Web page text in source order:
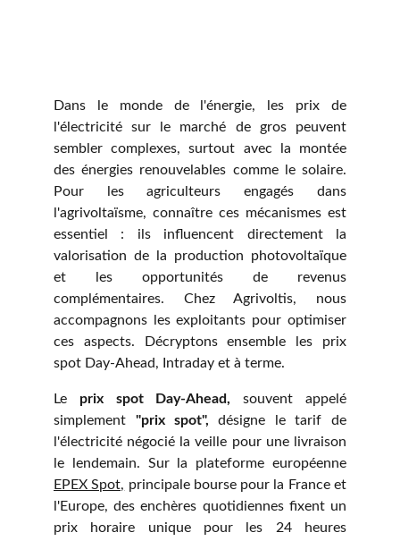
Dans le monde de l'énergie, les prix de
l'électricité sur le marché de gros peuvent
sembler complexes, surtout avec la montée
des énergies renouvelables comme le solaire.
Pour les agriculteurs engagés dans
l'agrivoltaïsme, connaître ces mécanismes est
essentiel : ils influencent directement la
valorisation de la production photovoltaïque
et les opportunités de revenus
complémentaires. Chez Agrivoltis, nous
accompagnons les exploitants pour optimiser
ces aspects. Décryptons ensemble les prix
spot Day-Ahead, Intraday et à terme.
Le prix spot Day-Ahead, souvent appelé
simplement "prix spot", désigne le tarif de
l'électricité négocié la veille pour une livraison
le lendemain. Sur la plateforme européenne
EPEX Spot, principale bourse pour la France et
l'Europe, des enchères quotidiennes fixent un
prix horaire unique pour les 24 heures